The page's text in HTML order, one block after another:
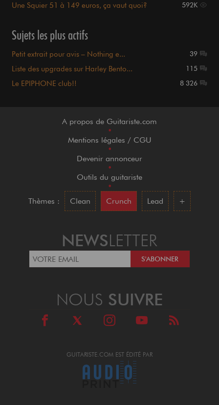
Une Squier 51 à 149 euros, ça vaut quoi?
592K
Sujets les plus actifs
Petit extrait pour avis – Nothing e... 39
Liste des upgrades sur Harley Bento... 115
Le EPIPHONE club!! 8 326
A propos de Guitariste.com
•
Mentions légales / CGU
•
Devenir annonceur
•
Outils du guitariste
•
Thèmes :
Clean Crunch Lead +
NEWSLETTER
GUITARISTE.COM EST ÉDITÉ PAR
NOUS SUIVRE